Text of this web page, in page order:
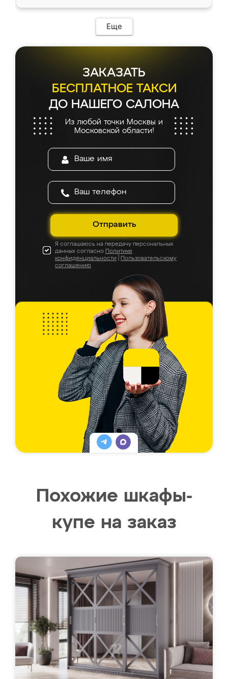
мебель сразу встала на свое место без
каких-либо доработок. Качеством осталась
довольна, все выглядит так, как и ожидала.
Еще
ЗАКАЗАТЬ
БЕСПЛАТНОЕ ТАКСИ
ДО НАШЕГО САЛОНА
Из любой точки Москвы и
Московской области!
Отправить
Я соглашаюсь на передачу персональных
данных согласно Политике
конфиденциальности
Пользовательскому
соглашению
Похожие шкафы-
купе на заказ